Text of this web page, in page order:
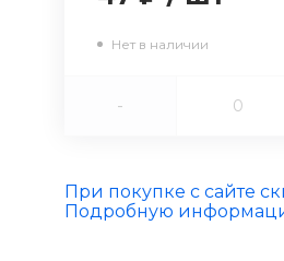
Нет в наличии
-
При покупке с сайте
Подробную